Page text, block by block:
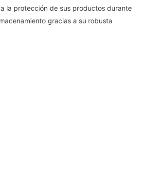
la protección de sus productos durante
gracias a su robusta